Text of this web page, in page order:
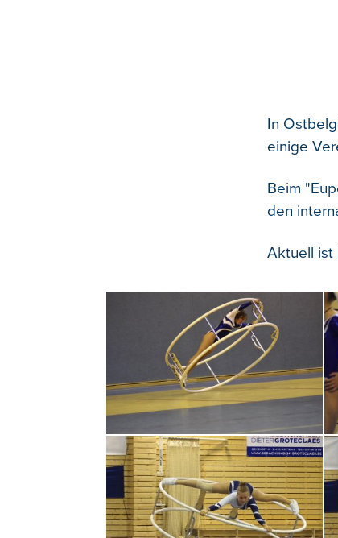
In
einige
Beim
den
Aktuell ist